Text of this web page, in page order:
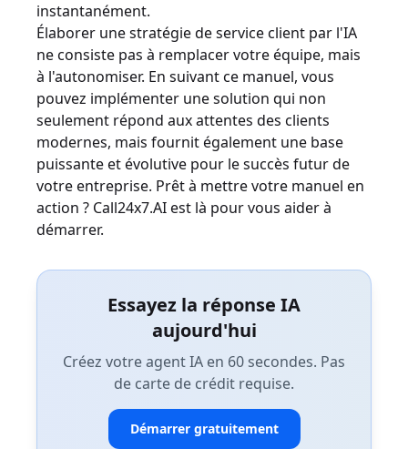
instantanément.
Élaborer une stratégie de service client par l'IA
ne consiste pas à remplacer votre équipe, mais
à l'autonomiser. En suivant ce manuel, vous
pouvez implémenter une solution qui non
seulement répond aux attentes des clients
modernes, mais fournit également une base
puissante et évolutive pour le succès futur de
votre entreprise. Prêt à mettre votre manuel en
action ? Call24x7.AI est là pour vous aider à
démarrer.
Essayez la réponse IA
aujourd'hui
Créez votre agent IA en 60 secondes. Pas
de carte de crédit requise.
Démarrer gratuitement